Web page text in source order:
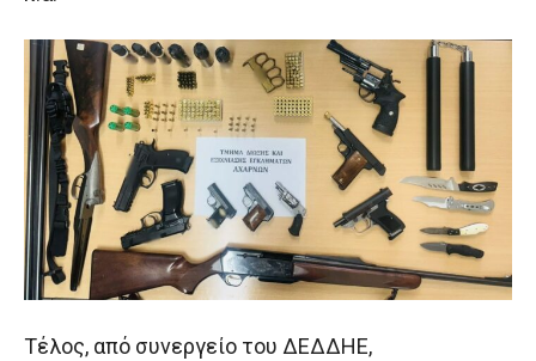
Τέλος, από συνεργείο του ΔΕΔΔΗΕ,